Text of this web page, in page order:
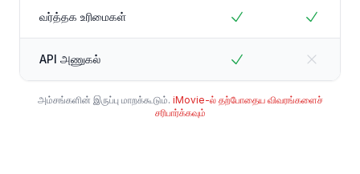
வர்த்தக உரிமைகள்
API அணுகல்
அம்சங்களின் இருப்பு மாறக்கூடும். iMovie-ல் தற்போதைய விவரங்களைச்
சரிபார்க்கவும்